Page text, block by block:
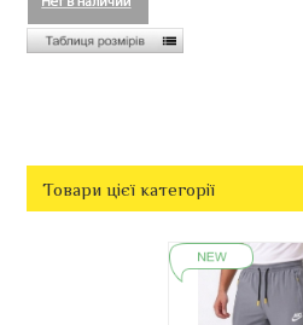
Товари цієї категорії